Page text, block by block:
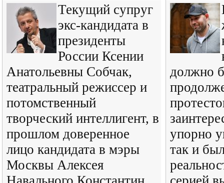
Текущий супруг
экс-кандидата в
президенты
России Ксении
Анатольевны Собчак,
театральный режиссер и
потомственный
творческий интеллигент, в
прошлом доверенное
лицо кандидата в мэры
Москвы Алексея
должно
упорно
так и